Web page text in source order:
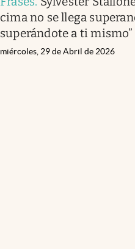
cima no se llega
superándote a ti mismo”
miércoles, 29 de Abril de 2026